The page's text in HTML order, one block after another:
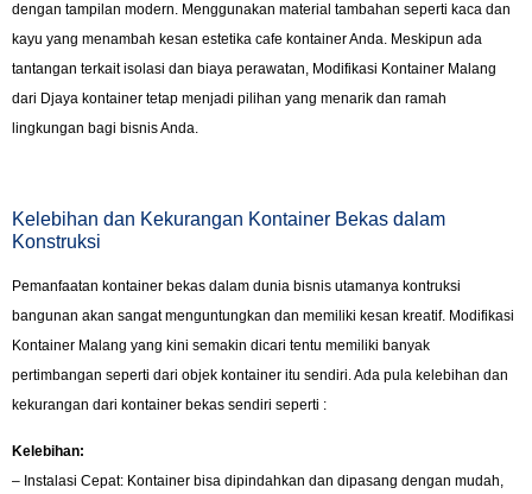
dengan tampilan modern. Menggunakan material tambahan seperti kaca dan
kayu yang menambah kesan estetika cafe kontainer Anda. Meskipun ada
tantangan terkait isolasi dan biaya perawatan, Modifikasi Kontainer Malang
dari Djaya kontainer tetap menjadi pilihan yang menarik dan ramah
lingkungan bagi bisnis Anda.
Kelebihan dan Kekurangan Kontainer Bekas dalam
Konstruksi
Pemanfaatan kontainer bekas dalam dunia bisnis utamanya kontruksi
bangunan akan sangat menguntungkan dan memiliki kesan kreatif. Modifikasi
Kontainer Malang yang kini semakin dicari tentu memiliki banyak
pertimbangan seperti dari objek kontainer itu sendiri. Ada pula kelebihan dan
kekurangan dari kontainer bekas sendiri seperti :
Kelebihan:
– Instalasi Cepat: Kontainer bisa dipindahkan dan dipasang dengan mudah,